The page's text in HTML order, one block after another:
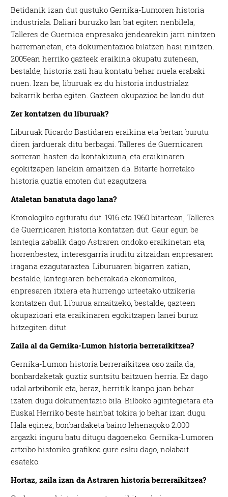
Betidanik izan dut gustuko Gernika-Lumoren historia
industriala. Daliari buruzko lan bat egiten nenbilela,
Talleres de Guernica enpresako jendearekin jarri nintzen
harremanetan, eta dokumentazioa bilatzen hasi nintzen.
2005ean herriko gazteek eraikina okupatu zutenean,
bestalde, historia zati hau kontatu behar nuela erabaki
nuen. Izan be, liburuak ez du historia industrialaz
bakarrik berba egiten. Gazteen okupazioa be landu dut.
Zer kontatzen du liburuak?
Liburuak Ricardo Bastidaren eraikina eta bertan burutu
diren jarduerak ditu berbagai. Talleres de Guernicaren
sorreran hasten da kontakizuna, eta eraikinaren
egokitzapen lanekin amaitzen da. Bitarte horretako
historia guztia emoten dut ezagutzera.
Ataletan banatuta dago lana?
Kronologiko egituratu dut. 1916 eta 1960 bitartean, Talleres
de Guernicaren historia kontatzen dut. Gaur egun be
lantegia zabalik dago Astraren ondoko eraikinetan eta,
horrenbestez, interesgarria iruditu zitzaidan enpresaren
iragana ezagutaraztea. Liburuaren bigarren zatian,
bestalde, lantegiaren beherakada ekonomikoa,
enpresaren itxiera eta hurrengo urteetako utzikeria
kontatzen dut. Liburua amaitzeko, bestalde, gazteen
okupazioari eta eraikinaren egokitzapen lanei buruz
hitzegiten ditut.
Zaila al da Gernika-Lumon historia berreraikitzea?
Gernika-Lumon historia berreraikitzea oso zaila da,
bonbardaketak guztiz suntsitu baitzuen herria. Ez dago
udal artxiborik eta, beraz, herritik kanpo joan behar
izaten dugu dokumentazio bila. Bilboko agiritegietara eta
Euskal Herriko beste hainbat tokira jo behar izan dugu.
Hala eginez, bonbardaketa baino lehenagoko 2.000
argazki inguru batu ditugu dagoeneko. Gernika-Lumoren
artxibo historiko grafikoa gure esku dago, nolabait
esateko.
Hortaz, zaila izan da Astraren historia berreraikitzea?